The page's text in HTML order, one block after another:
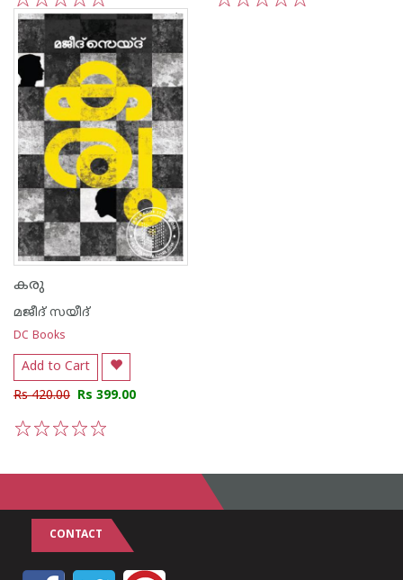
5
4
3
2
1
കരു
മജീദ് സയീദ്
DC Books
Add to Cart
Rs 420.00 Rs 399.00
CONTACT